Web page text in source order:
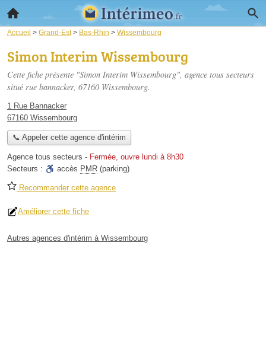
Accueil > Grand-Est> Bas-Rhin > Wissembourg
Simon Interim Wissembourg
Cette fiche présente "Simon Interim Wissembourg", agence tous secteurs
situé rue bannacker, 67160 Wissembourg.
1 Rue Bannacker
67160 Wissembourg
📞 Appeler cette agence d'intérim
Agence tous secteurs - Fermée, ouvre lundi à 8h30
Secteurs :
accès PMR (parking)
Recommander cette agence
Améliorer cette fiche
Autres agences d'intérim à Wissembourg